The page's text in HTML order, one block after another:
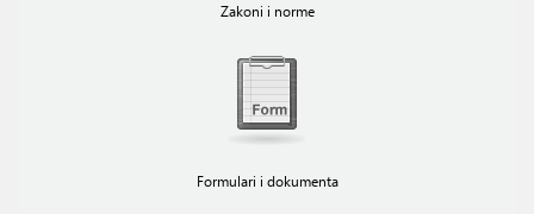
Zakoni i norme
Formulari i dokumenta